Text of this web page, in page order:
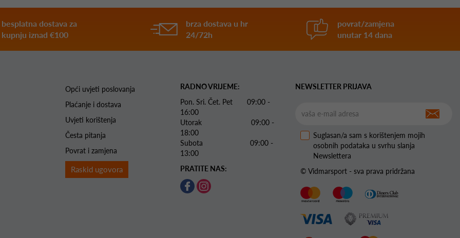
besplatna dostava za
kupnju iznad €100
brza dostava u hr
24/72h
povrat/zamjena
unutar 14 dana
Opći uvjeti poslovanja
Plaćanje i dostava
Uvjeti korištenja
Česta pitanja
Povrat i zamjena
Raskid ugovora
RADNO VRIJEME:
Pon. Sri. Čet. Pet 09:00 -
16:00
Utorak 09:00 -
18:00
Subota 09:00 -
13:00
PRATITE NAS:
NEWSLETTER PRIJAVA
Suglasan/a sam s korištenjem mojih
osobnih podataka u svrhu slanja
Newslettera
© Vidmarsport - sva prava pridržana